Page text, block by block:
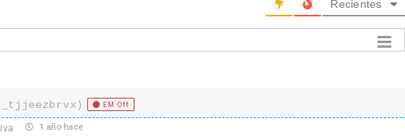
Recientes
EM Off
1 año hace